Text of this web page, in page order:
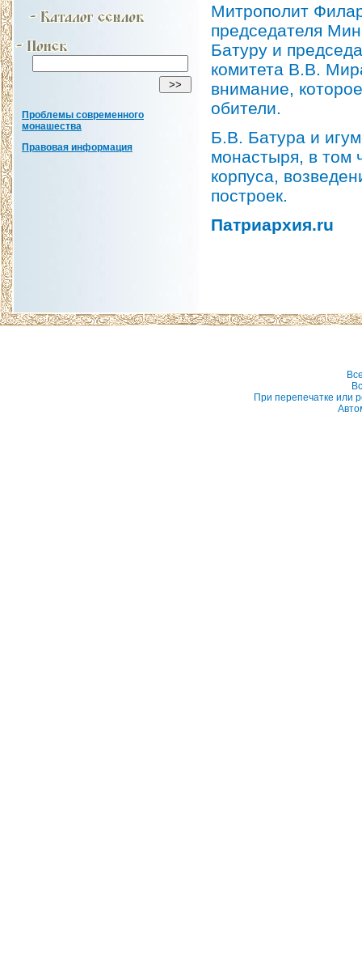
Проблемы современного
монашества
Правовая информация
Митрополит
председателя
Батуру и
комитета В.В.
внимание,
обители.
Б.В. Батура и
монастыря, в том
корпуса,
построек.
Патриархия.ru
При перепечатке или